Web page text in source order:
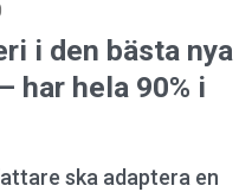
i den bästa nya
har hela 90% i
ska adaptera en